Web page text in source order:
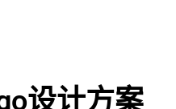
设计方案